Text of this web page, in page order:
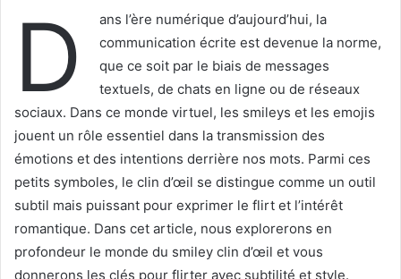
D
ans l’ère numérique d’aujourd’hui, la
communication écrite est devenue la norme,
que ce soit par le biais de messages
textuels, de chats en ligne ou de réseaux
sociaux. Dans ce monde virtuel, les smileys et les emojis
jouent un rôle essentiel dans la transmission des
émotions et des intentions derrière nos mots. Parmi ces
petits symboles, le clin d’œil se distingue comme un outil
subtil mais puissant pour exprimer le flirt et l’intérêt
romantique. Dans cet article, nous explorerons en
profondeur le monde du smiley clin d’œil et vous
donnerons les clés pour flirter avec subtilité et style.